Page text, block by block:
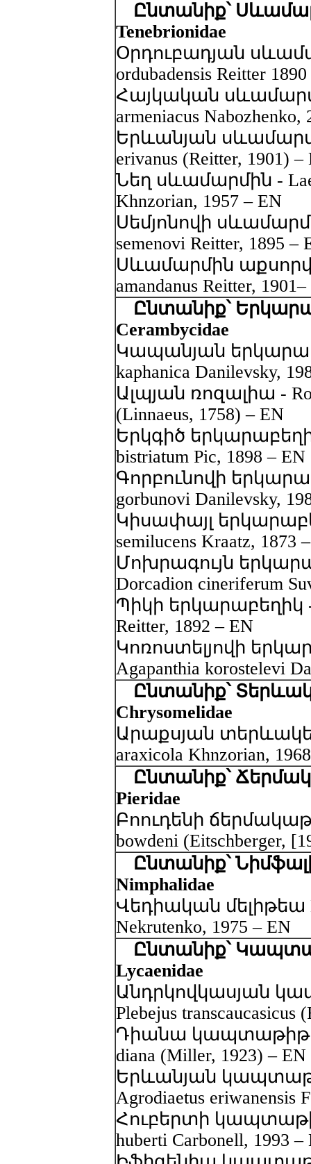
Ընտանիք՝
Tenebrionidae
Օրդուբադյան
ordubadensis Reitter
Հայկական
armeniacus Nabozhenko,
Երևանյան
erivanus (Reitter, 1901) –
Նեղ սևամարմին -
Khnzorian, 1957 – EN
Սեմյոնովի
semenovi Reitter, 1895 –
Սևամարմին
amandanus Reitter,
Ընտանիք՝
Cerambycidae
Կապանյան
kaphanica Danilevsky,
Ալպյան ռոզալիա -
(Linnaeus, 1758) – EN
Երկգիծ
bistriatum Pic, 1898 – EN
Գորբունովի
gorbunovi Danilevsky,
Կիսափայլ
semilucens Kraatz, 1873
Մոխրագույն
Dorcadion cineriferum
Պիկի երկարաբեղիկ -
Reitter, 1892 – EN
Կոռոստելյովի
Agapanthia korostelevi
Ընտանիք՝
Chrysomelidae
Արաքսյան տերևակեր
araxicola Khnzorian,
Ընտանիք՝
Pieridae
Բոուդենի
bowdeni (Eitschberger,
Ընտանիք՝
Nimphalidae
Վեդիական մելիթեա
Nekrutenko, 1975 – EN
Ընտանիք՝
Lycaenidae
Անդրկովկասյան
Plebejus transcaucasicus
Դիանա կապտաթիթեռ
diana (Miller, 1923) – EN
Երևանյան
Agrodiaetus eriwanensis
Հուբերտի
huberti Carbonell, 1993 –